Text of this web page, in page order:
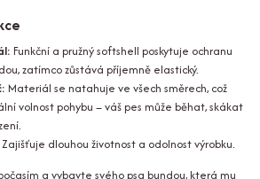
Funkční a pružný softshell poskytuje ochranu
zatímco zůstává příjemně elastický.
Materiál se natahuje ve všech směrech, což
volnost pohybu – váš pes může běhat, skákat
Zajišťuje dlouhou životnost a odolnost výrobku.
a vybavte svého psa bundou, která mu